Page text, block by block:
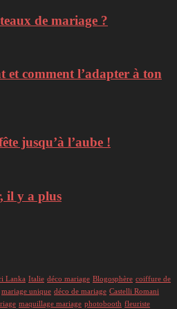
de mariage ?
et comment l’adapter à ton
jusqu’à l’aube !
il y a plus
Lanka Italie déco mariage Blogosphère coiffure de
mariage unique déco de mariage Castelli Romani
maquillage mariage photobooth fleuriste